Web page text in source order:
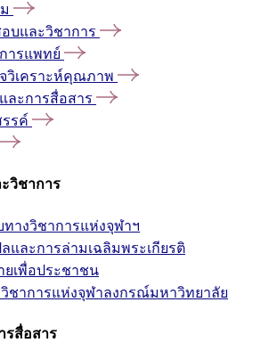
บและวิชาการ
ารแพทย์
วิเคราะห์คุณภาพ
ละการสื่อสาร
รค์
วิชาการ
างวิชาการแห่งจุฬาฯ
และการล่ามเฉลิมพระเกียรติ
เพื่อประชาชน
ชาการแห่งจุฬาลงกรณ์มหาวิทยาลัย
รสื่อสาร